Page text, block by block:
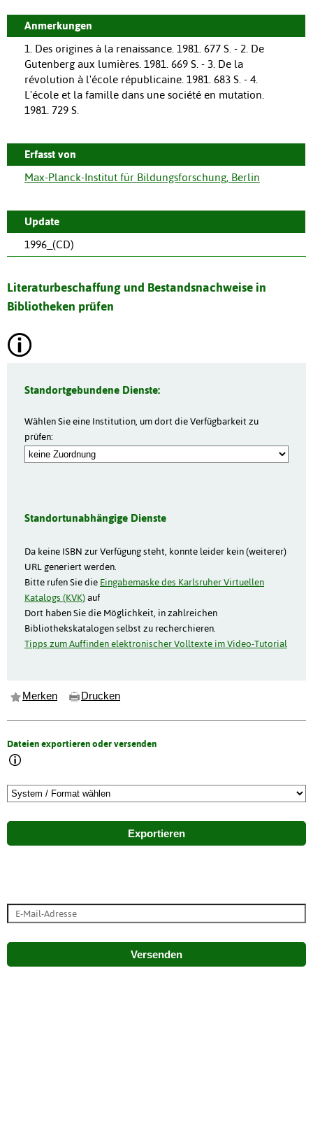
Anmerkungen
1. Des origines à la renaissance. 1981. 677 S. - 2. De
Gutenberg aux lumières. 1981. 669 S. - 3. De la
révolution à l'école républicaine. 1981. 683 S. - 4.
L'école et la famille dans une société en mutation.
1981. 729 S.
Erfasst von
Max-Planck-Institut für Bildungsforschung, Berlin
Update
1996_(CD)
Literaturbeschaffung und Bestandsnachweise in
Bibliotheken prüfen
Standortgebundene Dienste:
Wählen Sie eine Institution, um dort die Verfügbarkeit zu
prüfen:
Standortunabhängige Dienste
Da keine ISBN zur Verfügung steht, konnte leider kein (weiterer)
URL generiert werden.
Bitte rufen Sie die Eingabemaske des Karlsruher Virtuellen
Katalogs (KVK)auf
Dort haben Sie die Möglichkeit, in zahlreichen
Bibliothekskatalogen selbst zu recherchieren.
Tipps zum Auffinden elektronischer Volltexte im Video-Tutorial
Merken Drucken
Dateien exportieren oder versenden
Exportieren
Versenden